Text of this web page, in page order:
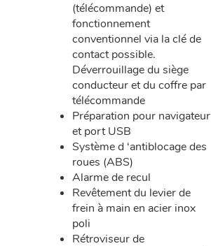
(télécommande) et
fonctionnement
conventionnel via la clé de
contact possible.
Déverrouillage du siège
conducteur et du coffre par
télécommande
Préparation pour navigateur
et port USB
Système d ‘antiblocage des
roues (ABS)
Alarme de recul
Revêtement du levier de
frein à main en acier inox
poli
Rétroviseur de